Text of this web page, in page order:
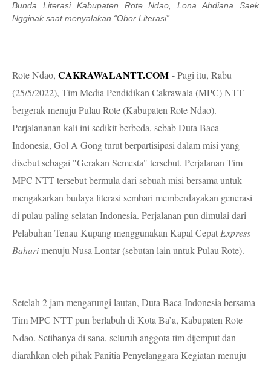
Bunda Literasi Kabupaten Rote Ndao, Lona Abdiana Saek
Ngginak saat menyalakan “Obor Literasi”.
Rote Ndao, CAKRAWALANTT.COM - Pagi itu, Rabu
(25/5/2022), Tim Media Pendidikan Cakrawala (MPC) NTT
bergerak menuju Pulau Rote (Kabupaten Rote Ndao).
Perjalananan kali ini sedikit berbeda, sebab Duta Baca
Indonesia, Gol A Gong turut berpartisipasi dalam misi yang
disebut sebagai "Gerakan Semesta" tersebut. Perjalanan Tim
MPC NTT tersebut bermula dari sebuah misi bersama untuk
mengakarkan budaya literasi sembari memberdayakan generasi
di pulau paling selatan Indonesia. Perjalanan pun dimulai dari
Pelabuhan Tenau Kupang menggunakan Kapal CepatExpress
Baharimenuju Nusa Lontar (sebutan lain untuk Pulau Rote).
Setelah 2 jam mengarungi lautan, Duta Baca Indonesia bersama
Tim MPC NTT pun berlabuh di Kota Ba’a, Kabupaten Rote
Ndao. Setibanya di sana, seluruh anggota tim dijemput dan
diarahkan oleh pihak Panitia Penyelanggara Kegiatan menuju